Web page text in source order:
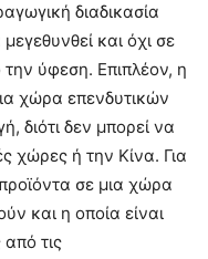
διαδικασία
και όχι σε
ύφεση. Επιπλέον, η
χώρα επενδυτικών
διότι δεν μπορεί να
χώρες ή την Κίνα. Για
σε μια χώρα
και η οποία είναι
τις